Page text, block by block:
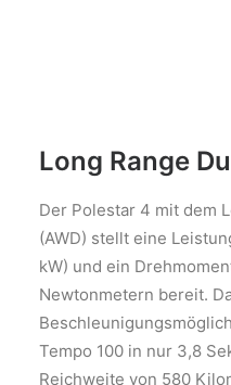
Long Range
Der Polestar 4 mit dem
(AWD) stellt eine
kW) und ein
Newtonmetern bereit.
Tempo 100 in nur 3,8
Reichweite von 580